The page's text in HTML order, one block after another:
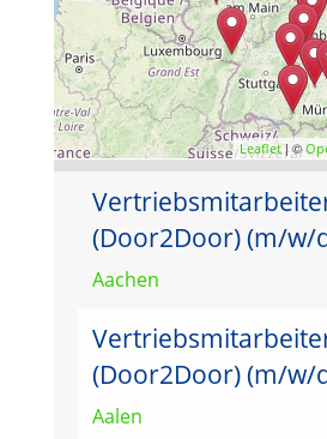
Leaflet| ©
(Door2Door) (m/w/
Aachen
(Door2Door) (m/w/
Aalen